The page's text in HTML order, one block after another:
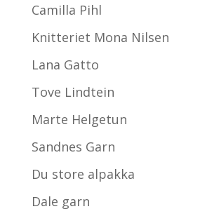
Camilla Pihl
Knitteriet Mona Nilsen
Lana Gatto
Tove Lindtein
Marte Helgetun
Sandnes Garn
Du store alpakka
Dale garn